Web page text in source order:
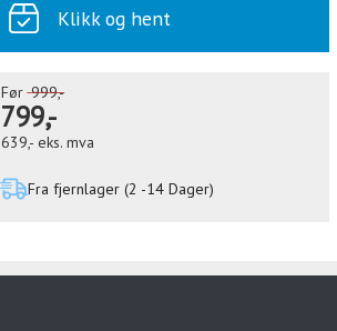
Klikk og hent
Før 999,-
799,-
639,- eks. mva
Fra fjernlager (2 -14 Dager)